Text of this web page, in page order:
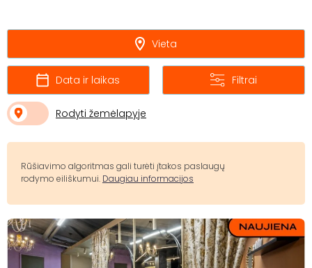
Vieta
Data ir laikas Filtrai
Rodyti žemėlapyje
Rūšiavimo algoritmas gali turėti įtakos paslaugų
rodymo eiliškumui. Daugiau informacijos